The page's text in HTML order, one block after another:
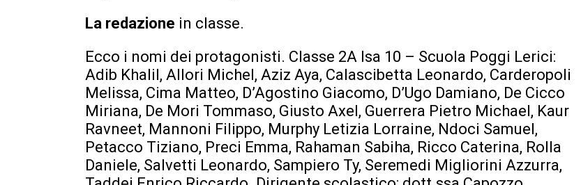
La redazione in classe.
Ecco i nomi dei protagonisti. Classe 2A Isa 10 – Scuola Poggi Lerici:
Adib Khalil, Allori Michel, Aziz Aya, Calascibetta Leonardo, Carderopoli
Melissa, Cima Matteo, D’Agostino Giacomo, D’Ugo Damiano, De Cicco
Miriana, De Mori Tommaso, Giusto Axel, Guerrera Pietro Michael, Kaur
Ravneet, Mannoni Filippo, Murphy Letizia Lorraine, Ndoci Samuel,
Petacco Tiziano, Preci Emma, Rahaman Sabiha, Ricco Caterina, Rolla
Daniele, Salvetti Leonardo, Sampiero Ty, Seremedi Migliorini Azzurra,